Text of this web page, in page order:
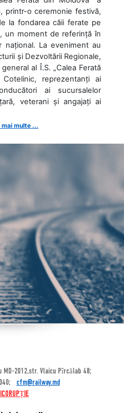
printr-o ceremonie festivă,
la fondarea căii ferate pe
un moment de referință în
național. La eveniment au
și Dezvoltării Regionale,
al Î.S. „Calea Ferată
reprezentanți ai
ai sucursalelor
veterani și angajați ai
multe ...
MD-2012,str. Vlaicu Pîrcălab 48;
cfm@railway.md